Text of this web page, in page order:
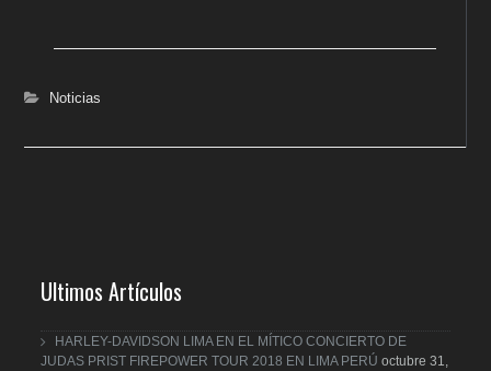
Noticias
Ultimos Artículos
HARLEY-DAVIDSON LIMA EN EL MÍTICO CONCIERTO DE
JUDAS PRIST FIREPOWER TOUR 2018 EN LIMA PERÚ octubre 31,